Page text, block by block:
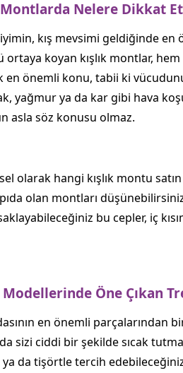
Montlarda Nelere Dikkat
kış mevsimi geldiğinde en
koyan kışlık montlar,
en önemli konu, tabii ki
yağmur ya da kar gibi hava
asla söz konusu olmaz.
olarak hangi kışlık montu
olan montları
bu cepler, iç
Öne Çıkan
en önemli
sizi ciddi bir şekilde sıcak
da tişörtle tercih